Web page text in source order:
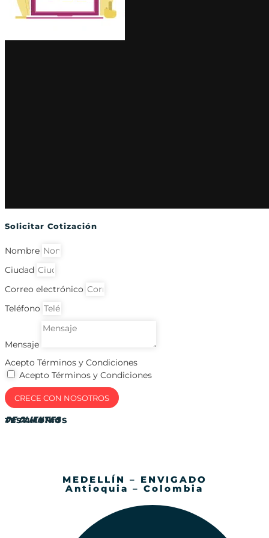
Solicitar Cotización
Nombre
Ciudad
Correo electrónico
Teléfono
Mensaje
Acepto Términos y Condiciones
Acepto Términos y Condiciones
CRECE CON NOSOTROS
TESTIMONIOS
DE CLIENTES
MEDELLÍN – ENVIGADO
Antioquia – Colombia